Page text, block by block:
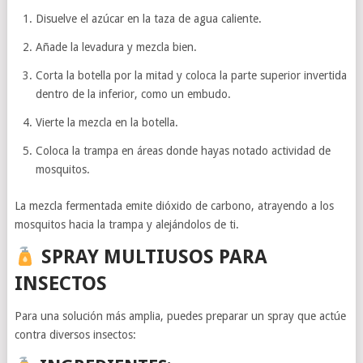
Disuelve el azúcar en la taza de agua caliente.
Añade la levadura y mezcla bien.
Corta la botella por la mitad y coloca la parte superior invertida
dentro de la inferior, como un embudo.
Vierte la mezcla en la botella.
Coloca la trampa en áreas donde hayas notado actividad de
mosquitos.
La mezcla fermentada emite dióxido de carbono, atrayendo a los
mosquitos hacia la trampa y alejándolos de ti.
SPRAY MULTIUSOS PARA
INSECTOS
Para una solución más amplia, puedes preparar un spray que actúe
contra diversos insectos: